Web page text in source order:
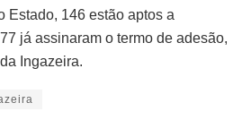
Estado, 146 estão aptos a
já assinaram o termo de adesão,
Ingazeira.